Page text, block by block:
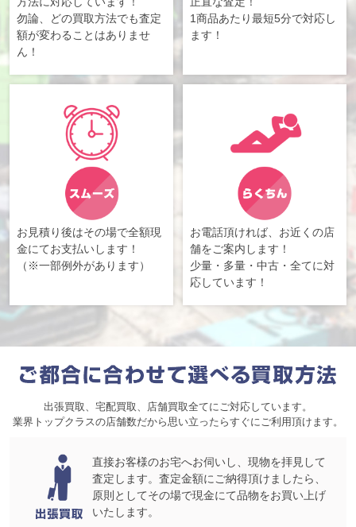
勿論、どの買取方法でも査定
額が変わることはありませ
ん！
1商品あたり最短5分で対応し
ます！
お見積り後はその場で全額現
金にてお支払いします！
（※一部例外があります）
お電話頂ければ、お近くの店
舗をご案内します！
少量・多量・中古・全てに対
応しています！
出張買取、宅配買取、店舗買取全てにご対応しています。
業界トップクラスの店舗数だから思い立ったらすぐにご利用頂けます。
直接お客様のお宅へお伺いし、現物を拝見して
査定します。査定金額にご納得頂けましたら、
原則としてその場で現金にて品物をお買い上げ
いたします。